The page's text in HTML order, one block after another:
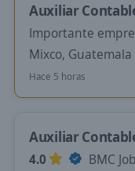
Auxiliar
Importante
Mixco, Guatemala
Hace 5 horas
Auxiliar
4.0
BMC